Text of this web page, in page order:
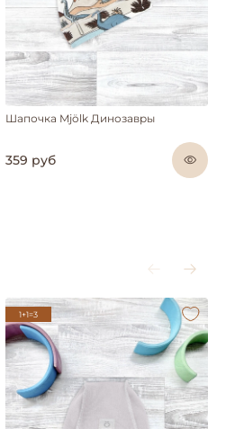
Шапочка Mjölk Динозавры
359 руб
1+1=3